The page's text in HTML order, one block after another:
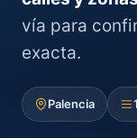
vía para
exacta.
Palencia